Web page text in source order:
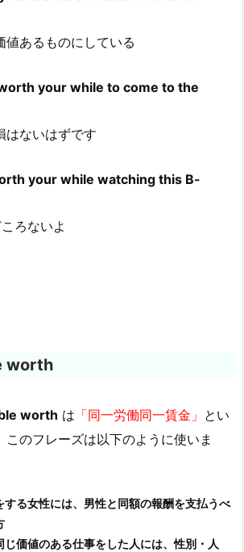
値あるものにしている
your while to come to the
はないはずです
your while watching this B-
ろないよ
worth
worth は 「同一労働同一賃金」 とい
このフレーズは以下のように使いま
する女性には、男性と同額の報酬を支払うべ
じ価値のある仕事をした人には、性別・人